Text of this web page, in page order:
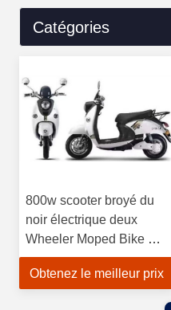
Catégories
800w scooter broyé du
noir électrique deux
Wheeler Moped Bike For
Adults
Obtenez le meilleur prix